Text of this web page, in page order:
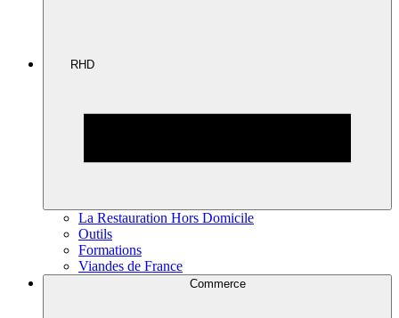
RHD
La Restauration Hors Domicile
Outils
Formations
Viandes de France
Commerce